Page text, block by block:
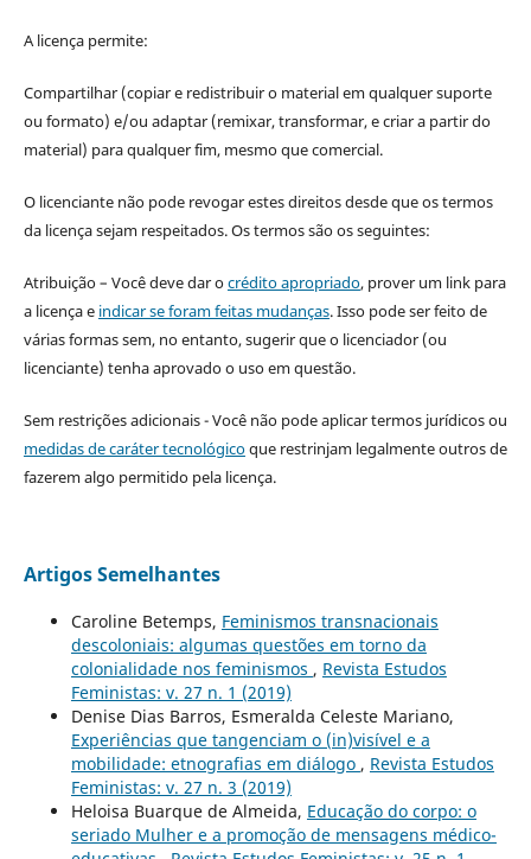
A licença permite:
Compartilhar (copiar e redistribuir o material em qualquer suporte
ou formato) e/ou adaptar (remixar, transformar, e criar a partir do
material) para qualquer fim, mesmo que comercial.
O licenciante não pode revogar estes direitos desde que os termos
da licença sejam respeitados. Os termos são os seguintes:
Atribuição – Você deve dar ocrédito apropriado, prover um link para
a licença e indicar se foram feitas mudanças. Isso pode ser feito de
várias formas sem, no entanto, sugerir que o licenciador (ou
licenciante) tenha aprovado o uso em questão.
Sem restrições adicionais - Você não pode aplicar termos jurídicos ou
medidas de caráter tecnológicoque restrinjam legalmente outros de
fazerem algo permitido pela licença.
Artigos Semelhantes
Caroline Betemps, Feminismos transnacionais
descoloniais: algumas questões em torno da
colonialidade nos feminismos , Revista Estudos
Feministas: v. 27 n. 1 (2019)
Denise Dias Barros, Esmeralda Celeste Mariano,
Experiências que tangenciam o (in)visível e a
mobilidade: etnografias em diálogo , Revista Estudos
Feministas: v. 27 n. 3 (2019)
Heloisa Buarque de Almeida, Educação do corpo: o
seriado Mulher e a promoção de mensagens médico-